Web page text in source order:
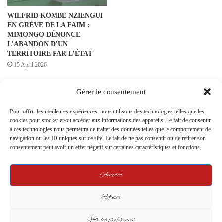
Gérer le consentement
Pour offrir les meilleures expériences, nous utilisons des technologies telles que les
cookies pour stocker et/ou accéder aux informations des appareils. Le fait de consentir
à ces technologies nous permettra de traiter des données telles que le comportement de
navigation ou les ID uniques sur ce site. Le fait de ne pas consentir ou de retirer son
consentement peut avoir un effet négatif sur certaines caractéristiques et fonctions.
Accepter
Refuser
Voir les préférences
WILFRID KOMBE NZIENGUI
EN GRÈVE DE LA FAIM :
MIMONGO DÉNONCE
L’ABANDON D’UN
TERRITOIRE PAR L’ÉTAT
15 April 2026
Gabon : Enjeux Actuels face à
“Hors du Radar”
Une Marche Historique : Le
Sthemy Manuel Vinga et ses
Compagnons
13 June 2024